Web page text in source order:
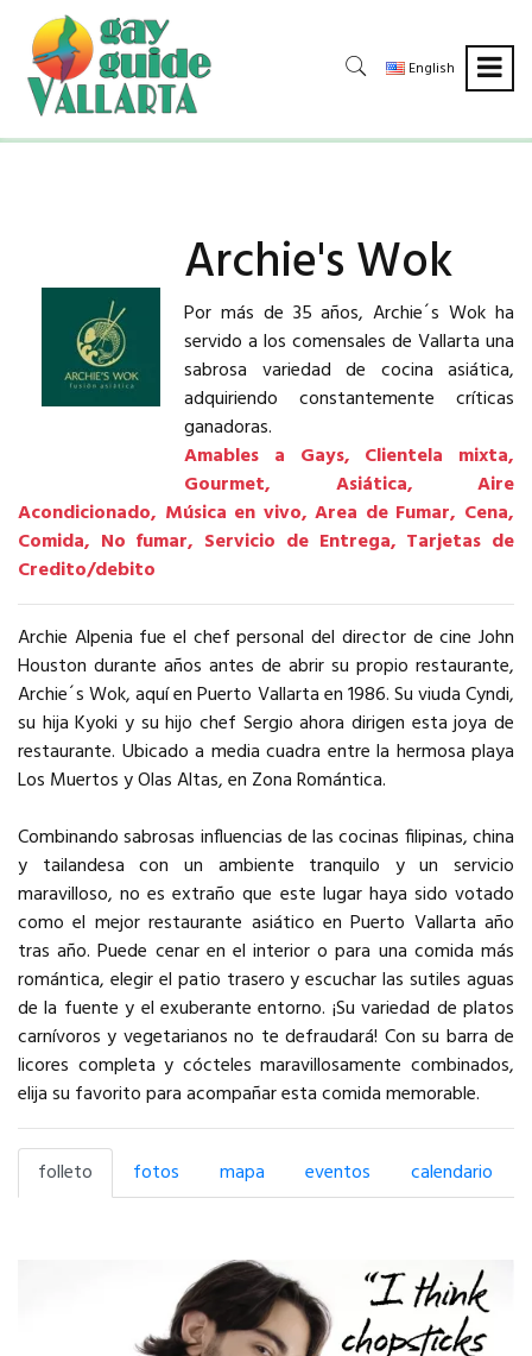
English
Archie's Wok
Por más de 35 años, Archie´s Wok ha
servido a los comensales de Vallarta una
sabrosa variedad de cocina asiática,
adquiriendo constantemente críticas
ganadoras.
Amables a Gays, Clientela mixta,
Gourmet, Asiática, Aire
Acondicionado, Música en vivo, Area de Fumar, Cena,
Comida, No fumar, Servicio de Entrega, Tarjetas de
Credito/debito
Archie Alpenia fue el chef personal del director de cine John
Houston durante años antes de abrir su propio restaurante,
Archie´s Wok, aquí en Puerto Vallarta en 1986. Su viuda Cyndi,
su hija Kyoki y su hijo chef Sergio ahora dirigen esta joya de
restaurante. Ubicado a media cuadra entre la hermosa playa
Los Muertos y Olas Altas, en Zona Romántica.
Combinando sabrosas influencias de las cocinas filipinas, china
y tailandesa con un ambiente tranquilo y un servicio
maravilloso, no es extraño que este lugar haya sido votado
como el mejor restaurante asiático en Puerto Vallarta año
tras año. Puede cenar en el interior o para una comida más
romántica, elegir el patio trasero y escuchar las sutiles aguas
de la fuente y el exuberante entorno. ¡Su variedad de platos
carnívoros y vegetarianos no te defraudará! Con su barra de
licores completa y cócteles maravillosamente combinados,
elija su favorito para acompañar esta comida memorable.
folleto fotos mapa eventos calendario